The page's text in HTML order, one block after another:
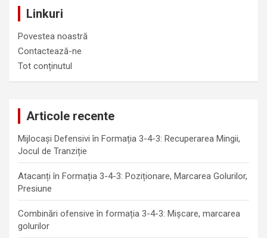
Linkuri
Povestea noastră
Contactează-ne
Tot conținutul
Articole recente
Mijlocași Defensivi în Formația 3-4-3: Recuperarea Mingii,
Jocul de Tranziție
Atacanți în Formația 3-4-3: Poziționare, Marcarea Golurilor,
Presiune
Combinări ofensive în formația 3-4-3: Mișcare, marcarea
golurilor